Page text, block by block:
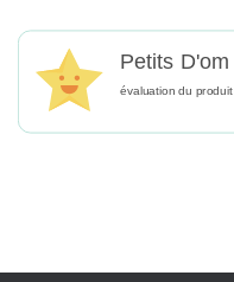
Petits D'om
évaluation du produit